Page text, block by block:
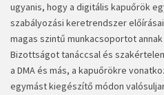
ugyanis, hogy a digitális kapuőrök
szabályozási keretrendszer
magas szintű munkacsoportot
Bizottságot tanáccsal és
a DMA és más, a kapuőrökre
egymást kiegészítő módon